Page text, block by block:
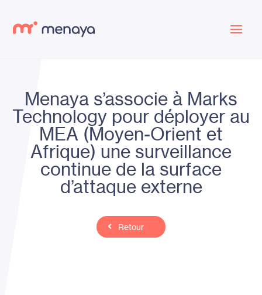
Menaya s’associe à Marks
Technology pour déployer au
MEA (Moyen-Orient et
Afrique) une surveillance
continue de la surface
d’attaque externe
Retour